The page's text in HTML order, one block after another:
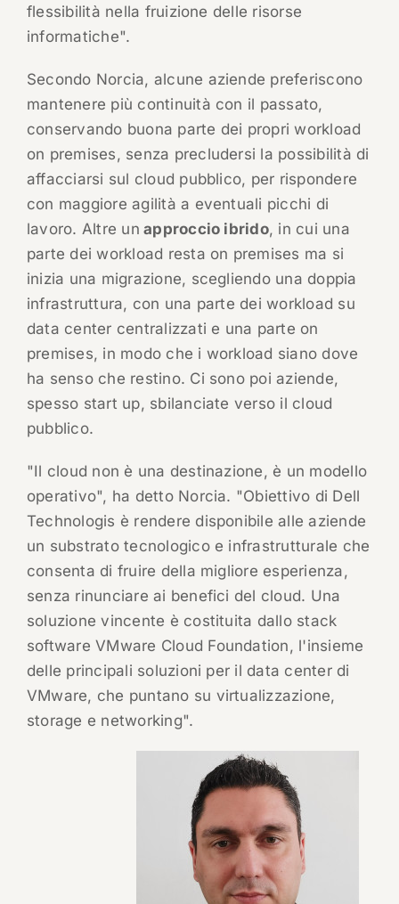
flessibilità nella fruizione delle risorse
informatiche".
Secondo Norcia, alcune aziende preferiscono
mantenere più continuità con il passato,
conservando buona parte dei propri workload
on premises, senza precludersi la possibilità di
affacciarsi sul cloud pubblico, per rispondere
con maggiore agilità a eventuali picchi di
lavoro. Altre un approccio ibrido, in cui una
parte dei workload resta on premises ma si
inizia una migrazione, scegliendo una doppia
infrastruttura, con una parte dei workload su
data center centralizzati e una parte on
premises, in modo che i workload siano dove
ha senso che restino. Ci sono poi aziende,
spesso start up, sbilanciate verso il cloud
pubblico.
"Il cloud non è una destinazione, è un modello
operativo", ha detto Norcia. "Obiettivo di Dell
Technologis è rendere disponibile alle aziende
un substrato tecnologico e infrastrutturale che
consenta di fruire della migliore esperienza,
senza rinunciare ai benefici del cloud. Una
soluzione vincente è costituita dallo stack
software VMware Cloud Foundation, l'insieme
delle principali soluzioni per il data center di
VMware, che puntano su virtualizzazione,
storage e networking".